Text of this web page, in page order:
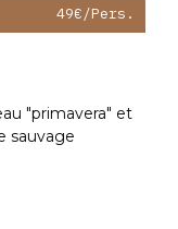
49€/pers.
"primavera" et
sauvage